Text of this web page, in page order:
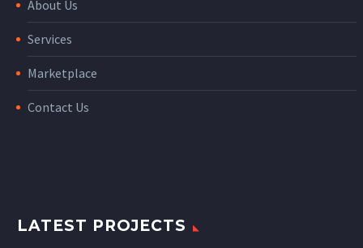
About Us
Services
Marketplace
Contact Us
LATEST PROJECTS